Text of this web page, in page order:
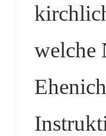
welche